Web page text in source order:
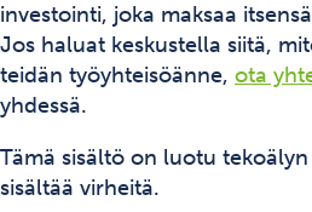
investointi, joka maksaa
Jos haluat keskustella siitä,
teidän työyhteisöänne, ota
yhdessä.
Tämä sisältö on luotu
sisältää virheitä.